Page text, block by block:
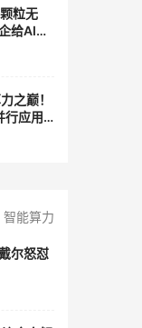
粒无
给AI记
之巅！
行应用
智能算力
尔怒怼